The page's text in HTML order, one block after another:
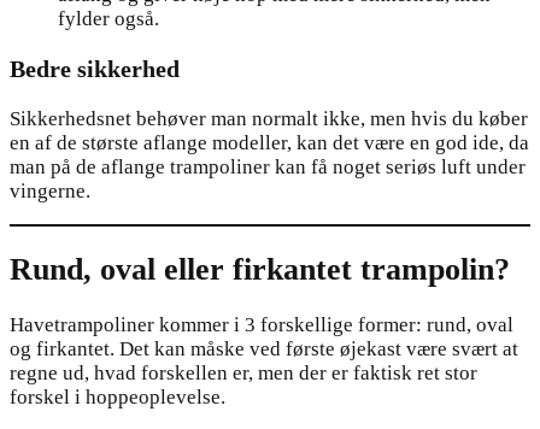
fylder også.
Bedre sikkerhed
Sikkerhedsnet behøver man normalt ikke, men hvis du køber
en af de største aflange modeller, kan det være en god ide, da
man på de aflange trampoliner kan få noget seriøs luft under
vingerne.
Rund, oval eller firkantet trampolin?
Havetrampoliner kommer i 3 forskellige former: rund, oval
og firkantet. Det kan måske ved første øjekast være svært at
regne ud, hvad forskellen er, men der er faktisk ret stor
forskel i hoppeoplevelse.